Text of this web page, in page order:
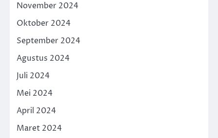
November 2024
Oktober 2024
September 2024
Agustus 2024
Juli 2024
Mei 2024
April 2024
Maret 2024